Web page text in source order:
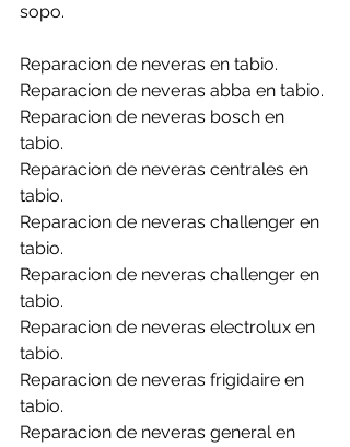
sopo.
Reparacion de neveras en tabio.
Reparacion de neveras abba en tabio.
Reparacion de neveras bosch en
tabio.
Reparacion de neveras centrales en
tabio.
Reparacion de neveras challenger en
tabio.
Reparacion de neveras challenger en
tabio.
Reparacion de neveras electrolux en
tabio.
Reparacion de neveras frigidaire en
tabio.
Reparacion de neveras general en